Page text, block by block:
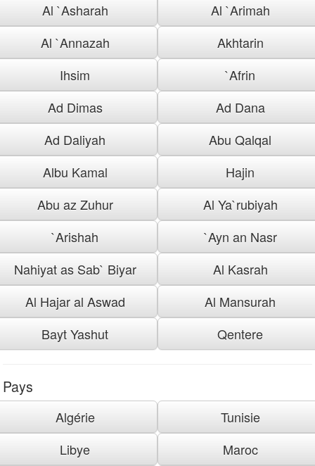
Al `Asharah
Al `Arimah
Al `Annazah
Akhtarin
Ihsim
`Afrin
Ad Dimas
Ad Dana
Ad Daliyah
Abu Qalqal
Albu Kamal
Hajin
Abu az Zuhur
Al Ya`rubiyah
`Arishah
`Ayn an Nasr
Nahiyat as Sab` Biyar
Al Kasrah
Al Hajar al Aswad
Al Mansurah
Bayt Yashut
Qentere
Pays
Algérie
Tunisie
Libye
Maroc